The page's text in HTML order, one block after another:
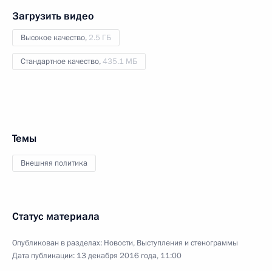
Загрузить видео
Высокое качество, 2.5 ГБ
Стандартное качество,435.1 МБ
Темы
Внешняя политика
Статус материала
Опубликован в разделах: Новости, Выступления и стенограммы
Дата публикации: 13 декабря 2016 года, 11:00